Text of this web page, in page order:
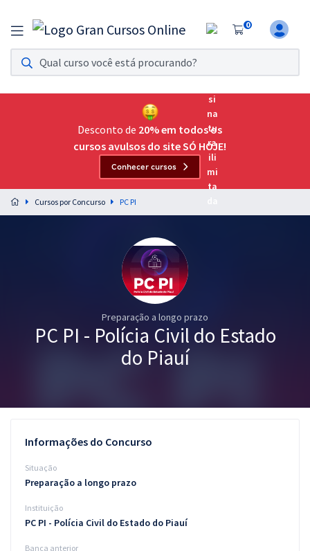
0
Assinatura Ilimitada 11
Acesso a todos os cursos. Teste grátis por 7 dias!
Assinatura OAB Até Passar
Acesso ilimitado a toda preparação para o Exame da
Preparação completa e intensiva para as principais
residências em saúde do Brasil
Conteúdo gratuito
Blog
Desconto de 20% em todos os
cursos avulsos do site SÓ HOJE!
Conhecer cursos
Cursos por Concurso PC PI
Preparação a longo prazo
PC PI - Polícia Civil do Estado
do Piauí
Informações do Concurso
Situação
Preparação a longo prazo
Instituição
PC PI - Polícia Civil do Estado do Piauí
Banca anterior